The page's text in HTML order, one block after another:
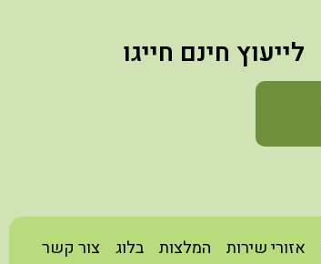
לייעוץ חינם חייגו
אזורי שירות המלצות בלוג צור קשר